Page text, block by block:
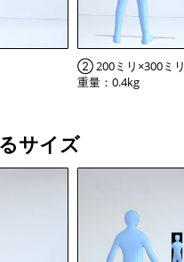
② 200ミリ×300ミリ
重量：0.4kg
サイズ